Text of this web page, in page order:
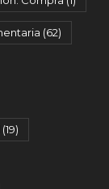
(62)
(19)